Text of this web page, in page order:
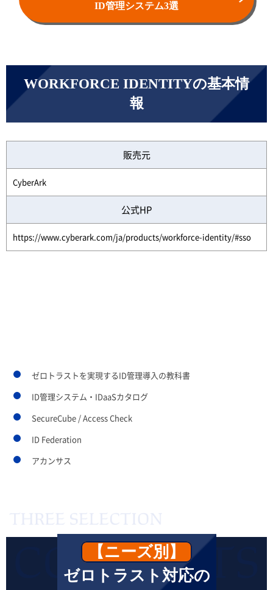
ID管理システム3選
WORKFORCE IDENTITYの基本情
報
販売元
CyberArk
公式HP
https://www.cyberark.com/ja/products/workforce-identity/#sso
ゼロトラストを実現するID管理導入の教科書
ID管理システム・IDaaSカタログ
SecureCube / Access Check
ID Federation
アカンサス
【ニーズ別】
ゼロトラスト対応の